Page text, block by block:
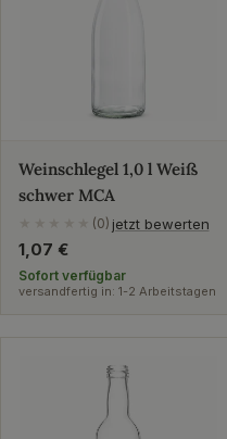
Weinschlegel 1,0 l Weiß
schwer MCA
(0) jetzt bewerten
Regulärer
Preis
1,07 €
Sofort verfügbar
versandfertig in: 1-2 Arbeitstagen